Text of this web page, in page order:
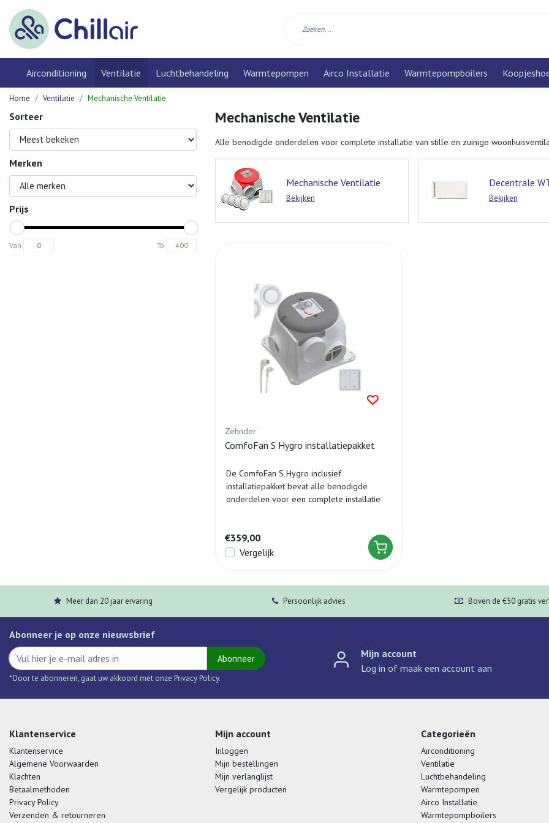
Airconditioning Ventilatie Luchtbehandeling Warmtepompen Airco Installatie Warmtepompboilers
Home Ventilatie Mechanische Ventilatie
Sorteer
Merken
Prijs
Van To
Mechanische Ventilatie
Alle benodigde onderdelen voor complete installatie van stille en zuinige
Bekijken
Mechanische Ventilatie
Bekijken
Decentrale
Bekijken
Zehnder
ComfoFan S Hygro installatiepakket
De ComfoFan S Hygro inclusief
installatiepakket bevat alle benodigde
onderdelen voor een complete installatie
€359,00
Vergelijk
Meer dan 20 jaar ervaring Persoonlijk advies Boven de €50 gratis
Abonneer je op onze nieuwsbrief
Abonneer
* Door te abonneren, gaat uw akkoord met onze Privacy Policy.
Mijn account
Log in of maak een account aan
Klantenservice
Klantenservice
Algemene Voorwaarden
Klachten
Betaalmethoden
Privacy Policy
Verzenden & retourneren
Mijn account
Inloggen
Mijn bestellingen
Mijn verlanglijst
Vergelijk producten
Categorieën
Airconditioning
Ventilatie
Luchtbehandeling
Warmtepompen
Airco Installatie
Warmtepompboilers